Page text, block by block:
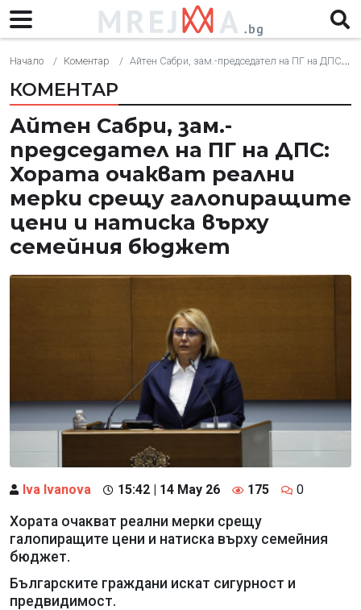
Начало Коментар Айтен Сабри, зам.-председател на ПГ на ДПС: Хората очакват реални мерки срещу галопиращите цени и натиска върху семейния бюджет
КОМЕНТАР
Айтен Сабри, зам.-
председател на ПГ на ДПС:
Хората очакват реални
мерки срещу галопиращите
цени и натиска върху
семейния бюджет
Iva Ivanova 15:42 | 14 May 26 175 0
Хората очакват реални мерки срещу
галопиращите цени и натиска върху семейния
бюджет.
Българските граждани искат сигурност и
предвидимост.